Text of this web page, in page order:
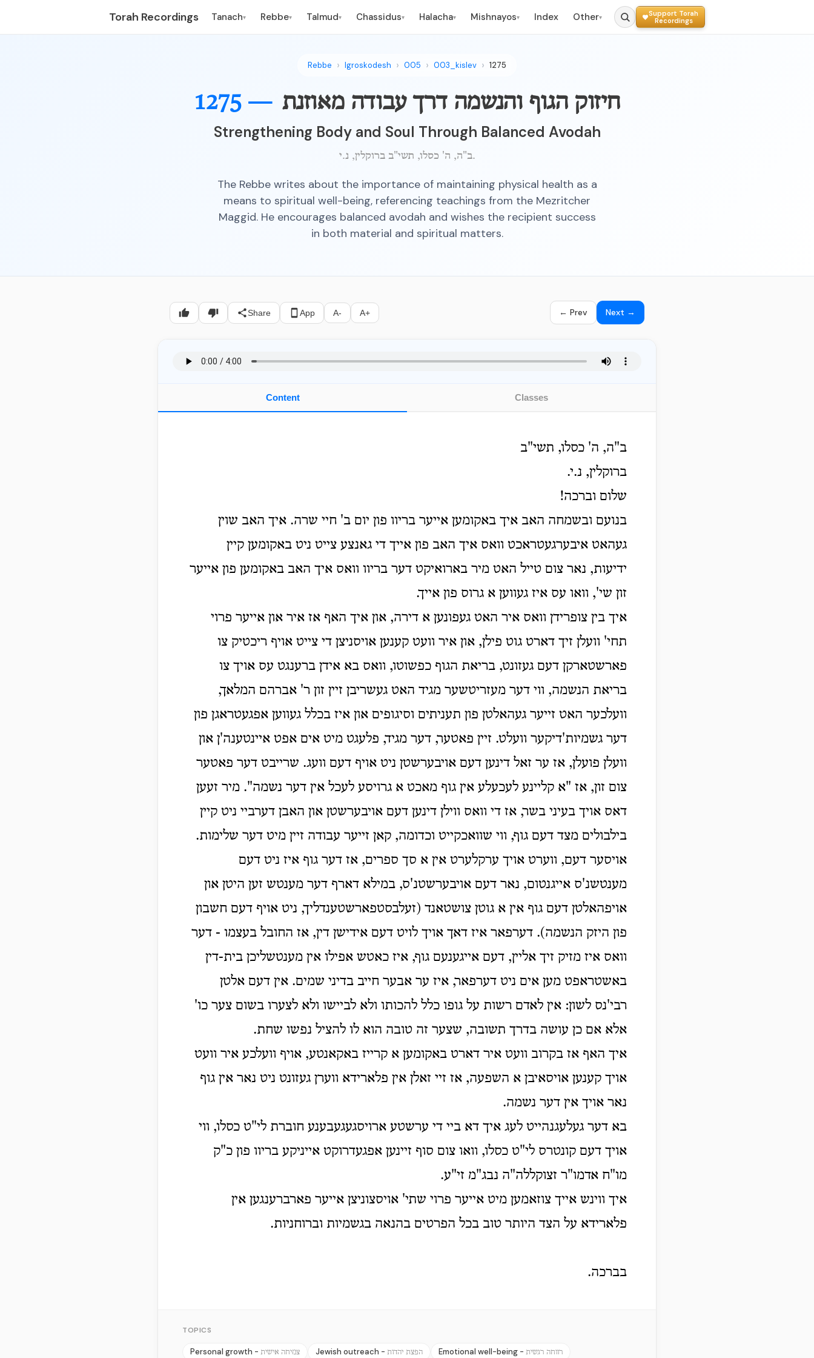
Torah Recordings Tanach▾ Rebbe▾ Talmud▾ Chassidus▾ Halacha▾ Mishnayos▾ Index Other▾
Support Torah
Recordings
Rebbe Igroskodesh 005 003_kislev 1275
1275 — חיזוק הגוף והנשמה דרך עבודה מאוזנת
Strengthening Body and Soul Through Balanced Avodah
ב"ה, ה' כסלו, תשי"ב ברוקלין, נ.י.
The Rebbe writes about the importance of maintaining physical health as a
means to spiritual well-being, referencing teachings from the Mezritcher
Maggid. He encourages balanced avodah and wishes the recipient success
in both material and spiritual matters.
Share App A- A+ ← Prev Next →
Content Classes
ב"ה, ה' כסלו, תשי"ב
ברוקלין, נ.י.
שלום וברכה!
בנועם ובשמחה האב איך באקומען אייער בריוו פון יום ב' חיי שרה. איך האב שוין
געהאט איבערגעטראכט וואס איך האב פון אייך די גאנצע צייט ניט באקומען קיין
ידיעות, נאר צום טייל האט מיר בארואיקט דער בריוו וואס איך האב באקומען פון אייער
זון שי', וואו עס איז געווען א גרוס פון אייך.
איך בין צופרידן וואס איר האט געפונען א דירה, און איך האף אז איר און אייער פרוי
תחי' וועלן זיך דארט גוט פילן, און איר וועט קענען אויסניצן די צייט אויף ריכטיק צו
פארשטארקן דעם געזונט, בריאת הגוף כפשוטו, וואס בא אידן ברענגט עס אויך צו
בריאת הנשמה, ווי דער מעזריטשער מגיד האט געשריבן זיין זון ר' אברהם המלאך,
וועלכער האט זייער געהאלטן פון תעניתים וסיגופים און איז בכלל געווען אפגעטראגן פון
דער גשמיות'דיקער וועלט. זיין פאטער, דער מגיד, פלעגט מיט אים אפט איינטענה'ן און
וועלן פועלן, אז ער זאל דינען דעם אויבערשטן ניט אויף דעם וועג. שרייבט דער פאטער
צום זון, אז "א קליינע לעכעלע אין גוף מאכט א גרויסע לעכל אין דער נשמה". מיר זעען
דאס אויך בעיני בשר, אז די וואס ווילן דינען דעם אויבערשטן און האבן דערביי ניט קיין
בילבולים מצד דעם גוף, ווי שוואכקייט וכדומה, קאן זייער עבודה זיין מיט דער שלימות.
אויסער דעם, ווערט אויך ערקלערט אין א סך ספרים, אז דער גוף איז ניט דעם
מענטשנ'ס אייגנטום, נאר דעם אויבערשטנ'ס, במילא דארף דער מענטש זען היטן און
אויפהאלטן דעם גוף אין א גוטן צושטאנד (זעלבסטפארשטענדליך, ניט אויף דעם חשבון
פון היזק הנשמה). דערפאר איז דאך אויך לויט דעם אידישן דין, אז החובל בעצמו - דער
וואס איז מזיק זיך אליין, דעם אייגענעם גוף, איז כאטש אפילו אין מענטשליכן בית-דין
באשטראפט מען אים ניט דערפאר, איז ער אבער חייב בדיני שמים. אין דעם אלטן
רבי'נס לשון: אין לאדם רשות על גופו כלל להכותו ולא לביישו ולא לצערו בשום צער כו'
אלא אם כן עושה בדרך תשובה, שצער זה טובה הוא לו להציל נפשו שחת.
איך האף אז בקרוב וועט איר דארט באקומען א קרייז באקאנטע, אויף וועלכע איר וועט
אויך קענען אויסאיבן א השפעה, אז זיי זאלן אין פלארידא ווערן געזונט ניט נאר אין גוף
נאר אויך אין דער נשמה.
בא דער געלעגנהייט לעג איך דא ביי די ערשטע ארויסגעגעבענע חוברת לי"ט כסלו, ווי
אויך דעם קונטרס לי"ט כסלו, וואו צום סוף זיינען אפגעדרוקט אייניקע בריוו פון כ"ק
מו"ח אדמו"ר זצוקללה"ה נבג"מ זי"ע.
איך ווינש אייך צוזאמען מיט אייער פרוי שתי' אויסצוניצן אייער פארברענגען אין
פלארידא על הצד היותר טוב בכל הפרטים בהנאה בגשמיות וברוחניות.
בברכה.
TOPICS
Personal growth - צמיחה אישית Jewish outreach - הפצת יהדות Emotional well-being - רווחה רגשית